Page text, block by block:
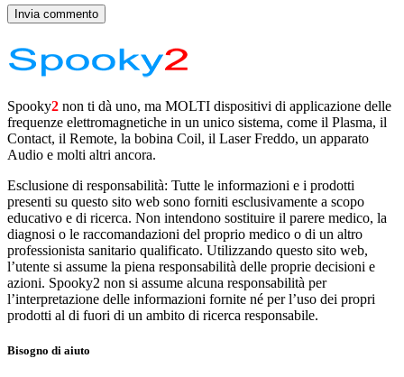
Spooky2 non ti dà uno, ma MOLTI dispositivi di applicazione delle
frequenze elettromagnetiche in un unico sistema, come il Plasma, il
Contact, il Remote, la bobina Coil, il Laser Freddo, un apparato
Audio e molti altri ancora.
Esclusione di responsabilità: Tutte le informazioni e i prodotti
presenti su questo sito web sono forniti esclusivamente a scopo
educativo e di ricerca. Non intendono sostituire il parere medico, la
diagnosi o le raccomandazioni del proprio medico o di un altro
professionista sanitario qualificato. Utilizzando questo sito web,
l’utente si assume la piena responsabilità delle proprie decisioni e
azioni. Spooky2 non si assume alcuna responsabilità per
l’interpretazione delle informazioni fornite né per l’uso dei propri
prodotti al di fuori di un ambito di ricerca responsabile.
Bisogno di aiuto